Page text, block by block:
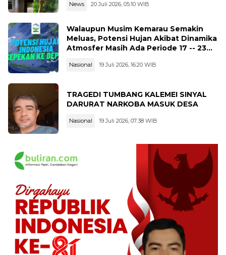
News 20 Juli 2026, 05:10 WIB
Walaupun Musim Kemarau Semakin
Meluas, Potensi Hujan Akibat Dinamika
Atmosfer Masih Ada Periode 17 -- 23
Nasional 19 Juli 2026, 16:20 WIB
TRAGEDI TUMBANG KALEMEI SINYAL
DARURAT NARKOBA MASUK DESA
Nasional 19 Juli 2026, 07:38 WIB